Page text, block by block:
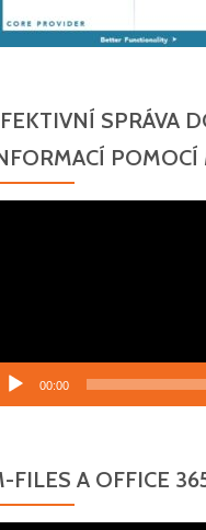
SPRÁVA
POMOCÍ
00:00
FILES A OFFICE